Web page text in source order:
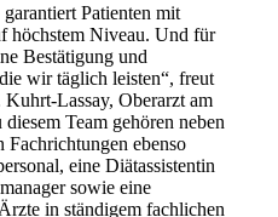
garantiert Patienten mit
höchstem Niveau. Und für
Bestätigung und
wir täglich leisten“, freut
Lassay, Oberarzt am
Team gehören neben
Fachrichtungen ebenso
eine Diätassistentin
sowie eine
in ständigem fachlichen